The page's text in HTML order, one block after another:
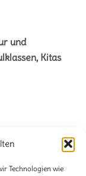
Technologien wie
und
Kitas